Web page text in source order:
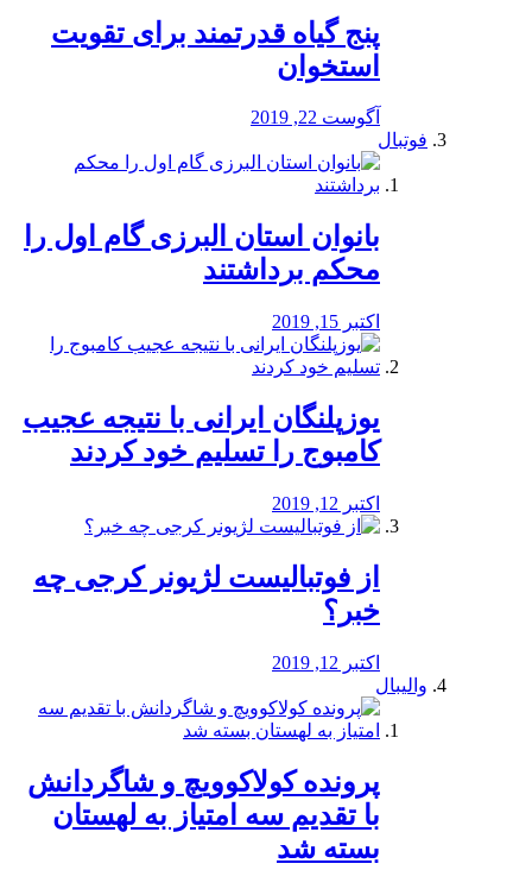
پنج گیاه قدرتمند برای تقویت
استخوان
آگوست 22, 2019
فوتبال
بانوان استان البرزی گام اول را
محكم برداشتند
اکتبر 15, 2019
یوزپلنگان ایرانی با نتیجه عجیب
کامبوج را تسلیم خود کردند
اکتبر 12, 2019
از فوتبالیست لژیونر کرجی چه
خبر؟
اکتبر 12, 2019
والیبال
پرونده کولاکوویچ و شاگردانش
با تقدیم سه امتیاز به لهستان
بسته شد